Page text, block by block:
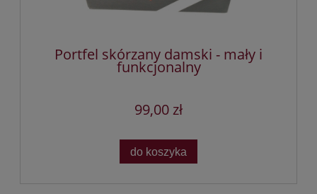
Portfel skórzany damski - mały i
funkcjonalny
99,00 zł
do koszyka